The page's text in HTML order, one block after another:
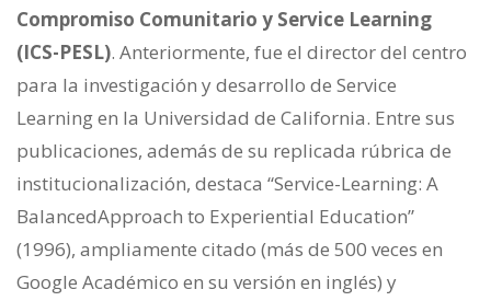
Compromiso Comunitario y Service Learning
(ICS-PESL). Anteriormente, fue el director del centro
para la investigación y desarrollo de Service
Learning en la Universidad de California. Entre sus
publicaciones, además de su replicada rúbrica de
institucionalización, destaca “Service-Learning: A
BalancedApproach to Experiential Education”
(1996), ampliamente citado (más de 500 veces en
Google Académico en su versión en inglés) y